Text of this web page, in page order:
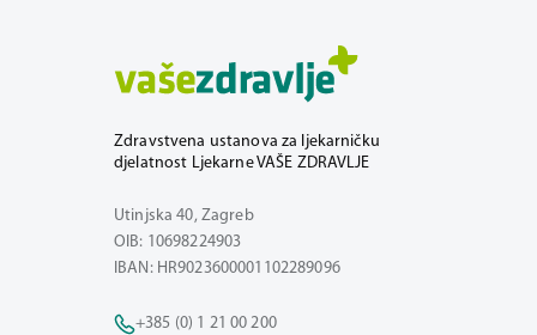
Zdravstvena ustanova za ljekarničku
djelatnost Ljekarne VAŠE ZDRAVLJE
Utinjska 40, Zagreb
OIB: 10698224903
IBAN: HR9023600001102289096
+385 (0) 1 21 00 200